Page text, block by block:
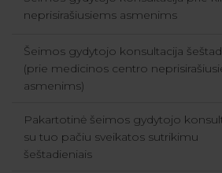
neprisirašiusiems asmenims
Šeimos gydytojo konsultacija
(prie medicinos centro
asmenims)
Pakartotinė šeimos gydytojo
su tuo pačiu sveikatos sutrikimu
šeštadieniais